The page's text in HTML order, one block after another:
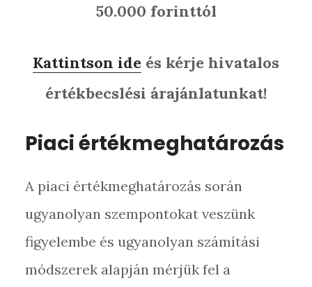
50.000 forinttól
Kattintson ide és kérje hivatalos
értékbecslési árajánlatunkat!
Piaci értékmeghatározás
A piaci értékmeghatározás során
ugyanolyan szempontokat veszünk
figyelembe és ugyanolyan számítási
módszerek alapján mérjük fel a